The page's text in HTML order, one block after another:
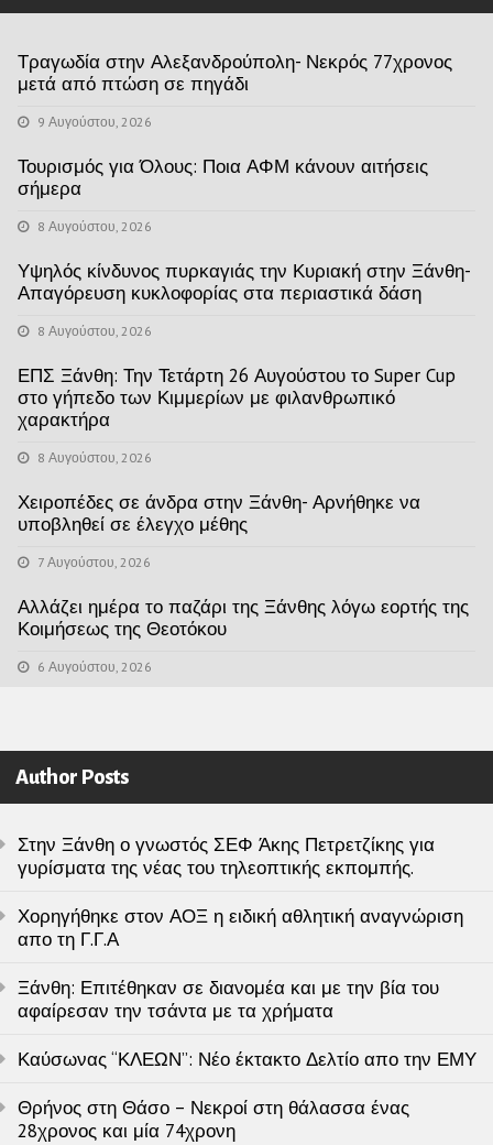
Τραγωδία στην Αλεξανδρούπολη- Νεκρός 77χρονος
μετά από πτώση σε πηγάδι
9 Αυγούστου, 2026
Τουρισμός για Όλους: Ποια ΑΦΜ κάνουν αιτήσεις
σήμερα
8 Αυγούστου, 2026
Υψηλός κίνδυνος πυρκαγιάς την Κυριακή στην Ξάνθη-
Απαγόρευση κυκλοφορίας στα περιαστικά δάση
8 Αυγούστου, 2026
ΕΠΣ Ξάνθη: Την Τετάρτη 26 Αυγούστου το Super Cup
στο γήπεδο των Κιμμερίων με φιλανθρωπικό
χαρακτήρα
8 Αυγούστου, 2026
Χειροπέδες σε άνδρα στην Ξάνθη- Αρνήθηκε να
υποβληθεί σε έλεγχο μέθης
7 Αυγούστου, 2026
Αλλάζει ημέρα το παζάρι της Ξάνθης λόγω εορτής της
Κοιμήσεως της Θεοτόκου
6 Αυγούστου, 2026
Author Posts
Στην Ξάνθη ο γνωστός ΣΕΦ Άκης Πετρετζίκης για
γυρίσματα της νέας του τηλεοπτικής εκπομπής.
Χορηγήθηκε στον ΑΟΞ η ειδική αθλητική αναγνώριση
απο τη Γ.Γ.Α
Ξάνθη: Επιτέθηκαν σε διανομέα και με την βία του
αφαίρεσαν την τσάντα με τα χρήματα
Καύσωνας “ΚΛΕΩΝ”: Νέο έκτακτο Δελτίο απο την ΕΜΥ
Θρήνος στη Θάσο – Νεκροί στη θάλασσα ένας
28χρονος και μία 74χρονη